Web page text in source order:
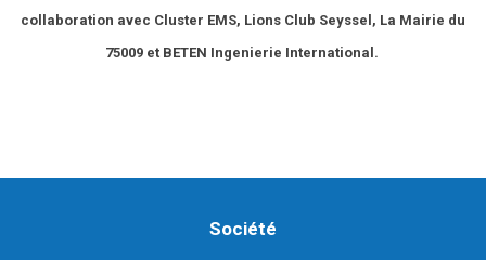
collaboration avec Cluster EMS, Lions Club Seyssel, La Mairie du
75009 et BETEN Ingenierie International.
Société